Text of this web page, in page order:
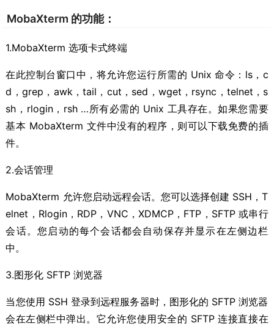
MobaXterm 的功能：
1.MobaXterm 选项卡式终端
在此控制台窗口中，将允许您运行所需的 Unix 命令：ls，c
d，grep，awk，tail，cut，sed，wget，rsync，telnet，s
sh，rlogin，rsh …所有必需的 Unix 工具存在。如果您需要
基本 MobaXterm 文件中没有的程序，则可以下载免费的插
件。
2.会话管理
MobaXterm 允许您启动远程会话。您可以选择创建 SSH，T
elnet，Rlogin，RDP，VNC，XDMCP，FTP，SFTP 或串行
会话。您启动的每个会话都会自动保存并显示在左侧边栏
中。
3.图形化 SFTP 浏览器
当您使用 SSH 登录到远程服务器时，图形化的 SFTP 浏览器
会在左侧栏中弹出。它允许您使用安全的 SFTP 连接直接在